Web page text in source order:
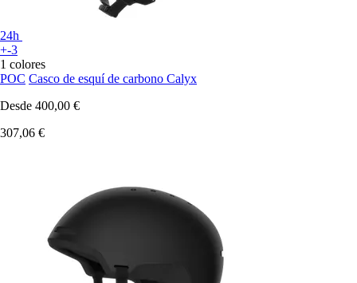
24h
+-3
1 colores
POC Casco de esquí de carbono Calyx
Desde 400,00 €
307,06 €